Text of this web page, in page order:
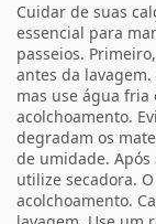
Cuidar de suas
essencial para
passeios.
antes da
mas use água fria
acolchoamento.
degradam os
de umidade.
utilize secadora.
acolchoamento.